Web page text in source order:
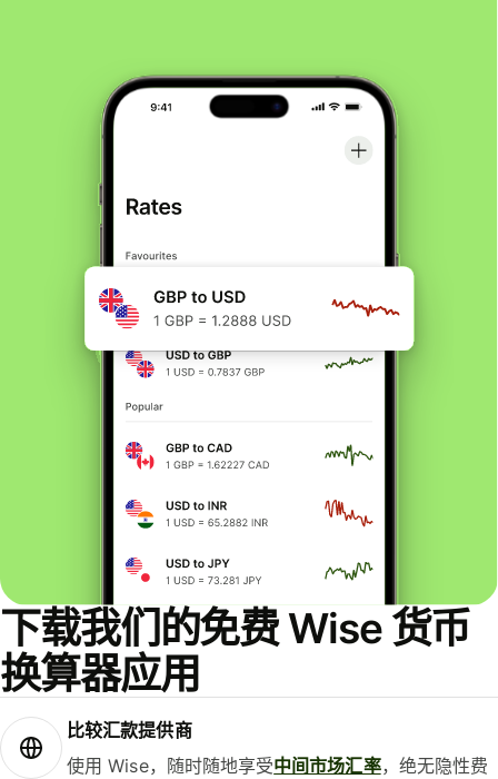
下载我们的免费 Wise 货币
换算器应用
比较汇款提供商
使用 Wise，随时随地享受中间市场汇率，绝无隐性费